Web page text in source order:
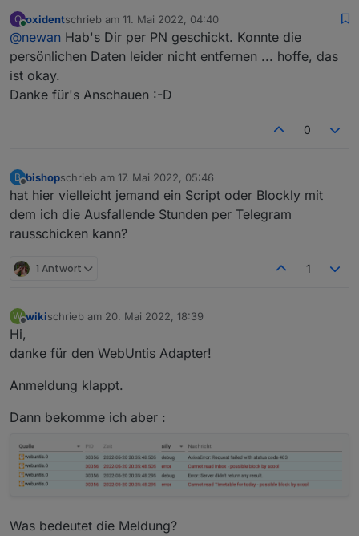
O oxidentschrieb am 11. Mai 2022, 04:40
zuletzt editiert von
@newan Hab's Dir per PN geschickt. Konnte die
persönlichen Daten leider nicht entfernen ... hoffe, das
ist okay.
Danke für's Anschauen :-D
0
B
Offline
bishopschrieb am 17. Mai 2022, 05:46
zuletzt editiert von
hat hier vielleicht jemand ein Script oder Blockly mit
dem ich die Ausfallende Stunden per Telegram
rausschicken kann?
1 Antwort 1
W wikischrieb am 20. Mai 2022, 18:39
zuletzt editiert von
Hi,
danke für den WebUntis Adapter!
Anmeldung klappt.
Dann bekomme ich aber :
Was bedeutet die Meldung?